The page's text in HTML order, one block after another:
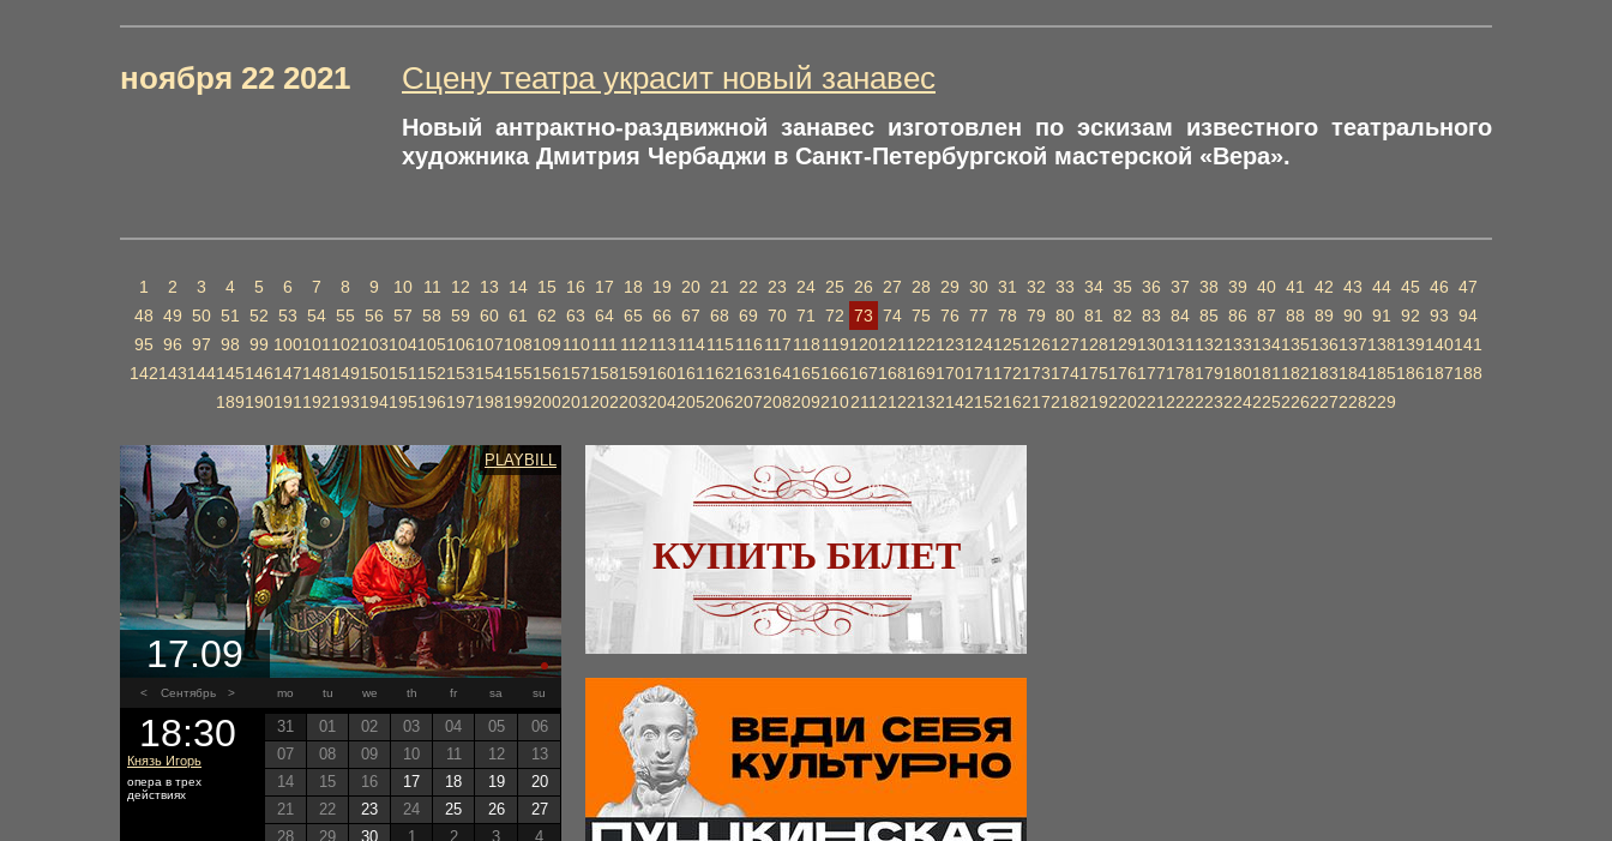
ноября 22 2021 Сцену театра украсит новый занавес
Новый антрактно-раздвижной занавес изготовлен по эскизам известного театрального
художника Дмитрия Чербаджи в Санкт-Петербургской мастерской «Вера».
1 2 3 4 5 6 7 8 9 10 11 12 13 14 15 16 17 18 19 20 21 22 23 24 25 26 27 28 29 30 31 32 33 34 35 36 37 38 39 40 41 42 43 44 45 46 47
48 49 50 51 52 53 54 55 56 57 58 59 60 61 62 63 64 65 66 67 68 69 70 71 72 73 74 75 76 77 78 79 80 81 82 83 84 85 86 87 88 89 90 91 92 93 94
95 96 97 98 99 100101 102103104105106107108109110111 112113114115116117118119120121 122123124125126127128129130131 132133134135136137138139140141
142143144145146147148149150151 152153154155156157158159160161 162163164165166167168169170171 172173174175176177178179180181 182183184185186187188
189190191 192193194195196197198199200201 202203204205206207208209210211 212213214215216217218219220221 222223224225226227228229
PLAYBILL
< Сентябрь > mo tu we th fr sa su
31 01 02 03 04 05
06
07
08 09 10 11 12
13
14
15 16 17 18 19
20
21
22 23 24 25 26
27
28
29 30 1 2 3 4
17.09
18:30
Князь Игорь
опера в трех
действиях
КУПИТЬ БИЛЕТ